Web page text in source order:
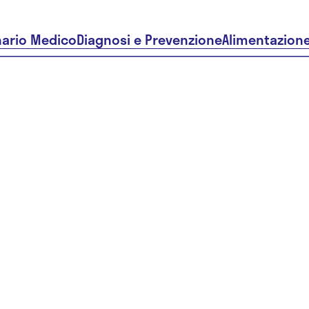
MedicoDiagnosi e Prevenzione